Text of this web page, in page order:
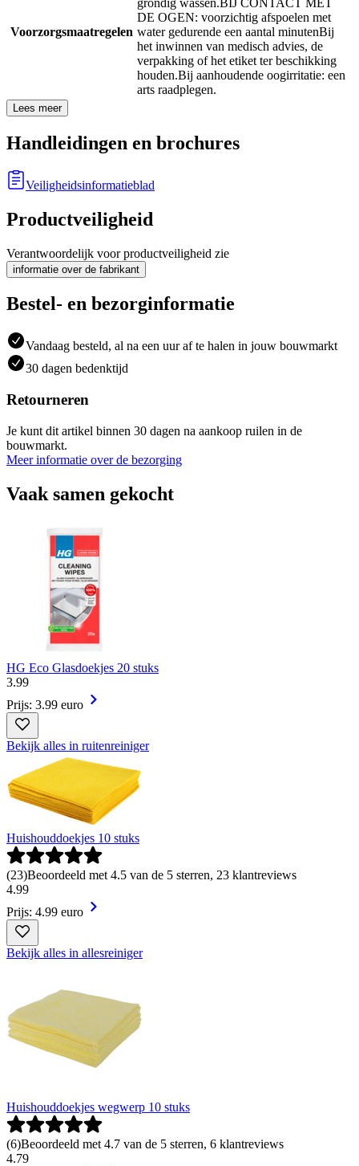
Voorzorgsmaatregelen
grondig wassen. BIJ CONTACT MET
DE OGEN: voorzichtig afspoelen met
water gedurende een aantal minutenBij
het inwinnen van medisch advies, de
verpakking of het etiket ter beschikking
houden.Bij aanhoudende oogirritatie: een
arts raadplegen.
Lees meer
Handleidingen en brochures
Veiligheidsinformatieblad
Productveiligheid
Verantwoordelijk voor productveiligheid zie
informatie over de fabrikant
Bestel- en bezorginformatie
Vandaag besteld, al na een uur af te halen in jouw bouwmarkt
30 dagen bedenktijd
Retourneren
Je kunt dit artikel binnen 30 dagen na aankoop ruilen in de
bouwmarkt.
Meer informatie over de bezorging
Vaak samen gekocht
HG Eco Glasdoekjes 20 stuks
3.99
Prijs: 3.99 euro
Bekijk alles in ruitenreiniger
Huishouddoekjes 10 stuks
(23)Beoordeeld met 4.5 van de 5 sterren, 23 klantreviews
4.99
Prijs: 4.99 euro
Bekijk alles in allesreiniger
Huishouddoekjes wegwerp 10 stuks
(6)Beoordeeld met 4.7 van de 5 sterren, 6 klantreviews
4.79